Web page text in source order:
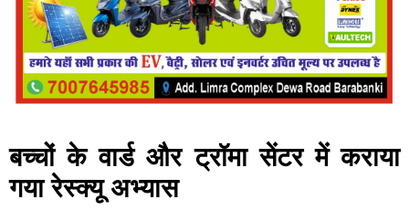
बच्चों के वार्ड और ट्रॉमा सेंटर में कराया
गया रेस्क्यू अभ्यास